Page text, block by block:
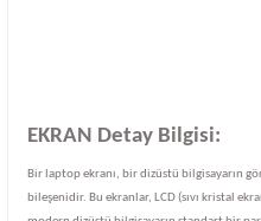
EKRAN Detay Bilgisi:
Bir laptop ekranı, bir dizüstü bilgisayarın
bileşenidir. Bu ekranlar, LCD (sıvı kristal